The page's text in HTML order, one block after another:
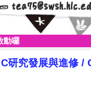
動囉
C研究發展與進修/